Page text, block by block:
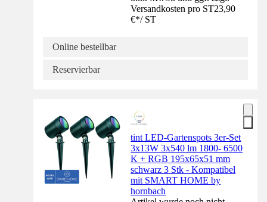
Versandkosten pro ST23,90
€*/ ST
Online bestellbar
Reservierbar
tint LED-Gartenspots 3er-Set
3x13W 3x540 lm 1800- 6500
K + RGB 195x65x51 mm
schwarz 3 Stk - Kompatibel
mit SMART HOME by
hornbach